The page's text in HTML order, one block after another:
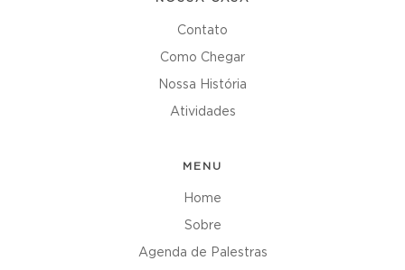
Contato
Como Chegar
Nossa História
Atividades
MENU
Home
Sobre
Agenda de Palestras